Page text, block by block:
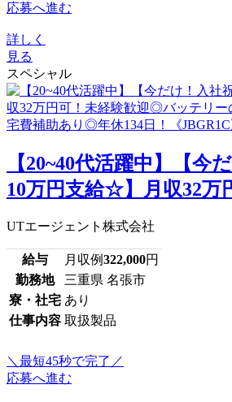
応募へ進む
詳しく
見る
スペシャル
【20~40代活躍中】【今
10万円支給☆】月収32万
UTエージェント株式会社
給与 月収例322,000円
勤務地
三重県 名張市
寮・社宅 あり
仕事内容 取扱製品
＼最短45秒で完了／
応募へ進む